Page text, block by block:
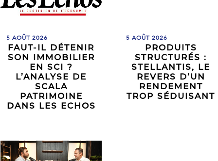
FAUT-IL DÉTENIR
SON IMMOBILIER
EN SCI ?
L’ANALYSE DE
SCALA
PATRIMOINE
DANS LES ECHOS
5 AOÛT 2026
PRODUITS
STRUCTURÉS :
STELLANTIS, LE
REVERS D’UN
RENDEMENT
TROP SÉDUISANT
5 AOÛT 2026